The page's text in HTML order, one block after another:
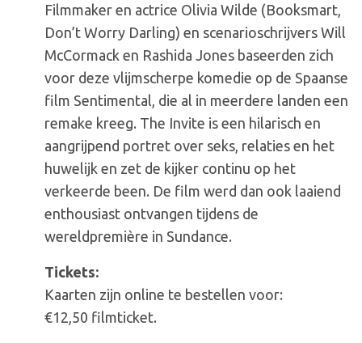
Filmmaker en actrice Olivia Wilde (Booksmart,
Don’t Worry Darling) en scenarioschrijvers Will
McCormack en Rashida Jones baseerden zich
voor deze vlijmscherpe komedie op de Spaanse
film Sentimental, die al in meerdere landen een
remake kreeg. The Invite is een hilarisch en
aangrijpend portret over seks, relaties en het
huwelijk en zet de kijker continu op het
verkeerde been. De film werd dan ook laaiend
enthousiast ontvangen tijdens de
wereldpremière in Sundance.
Tickets:
Kaarten zijn online te bestellen voor:
€12,50 filmticket.